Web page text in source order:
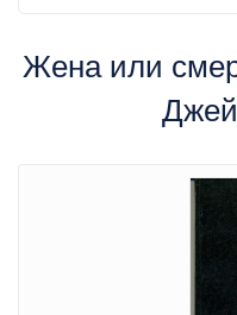
Жена или